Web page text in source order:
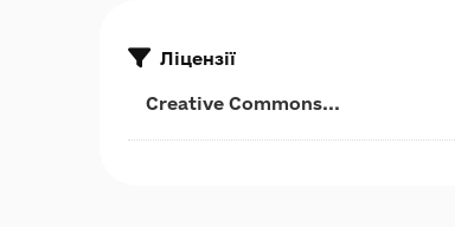
Ліцензії
Creative Commons...